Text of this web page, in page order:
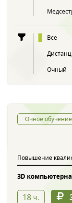
Все
Очный
Очное обучение
Повышение
3D
18 ч.